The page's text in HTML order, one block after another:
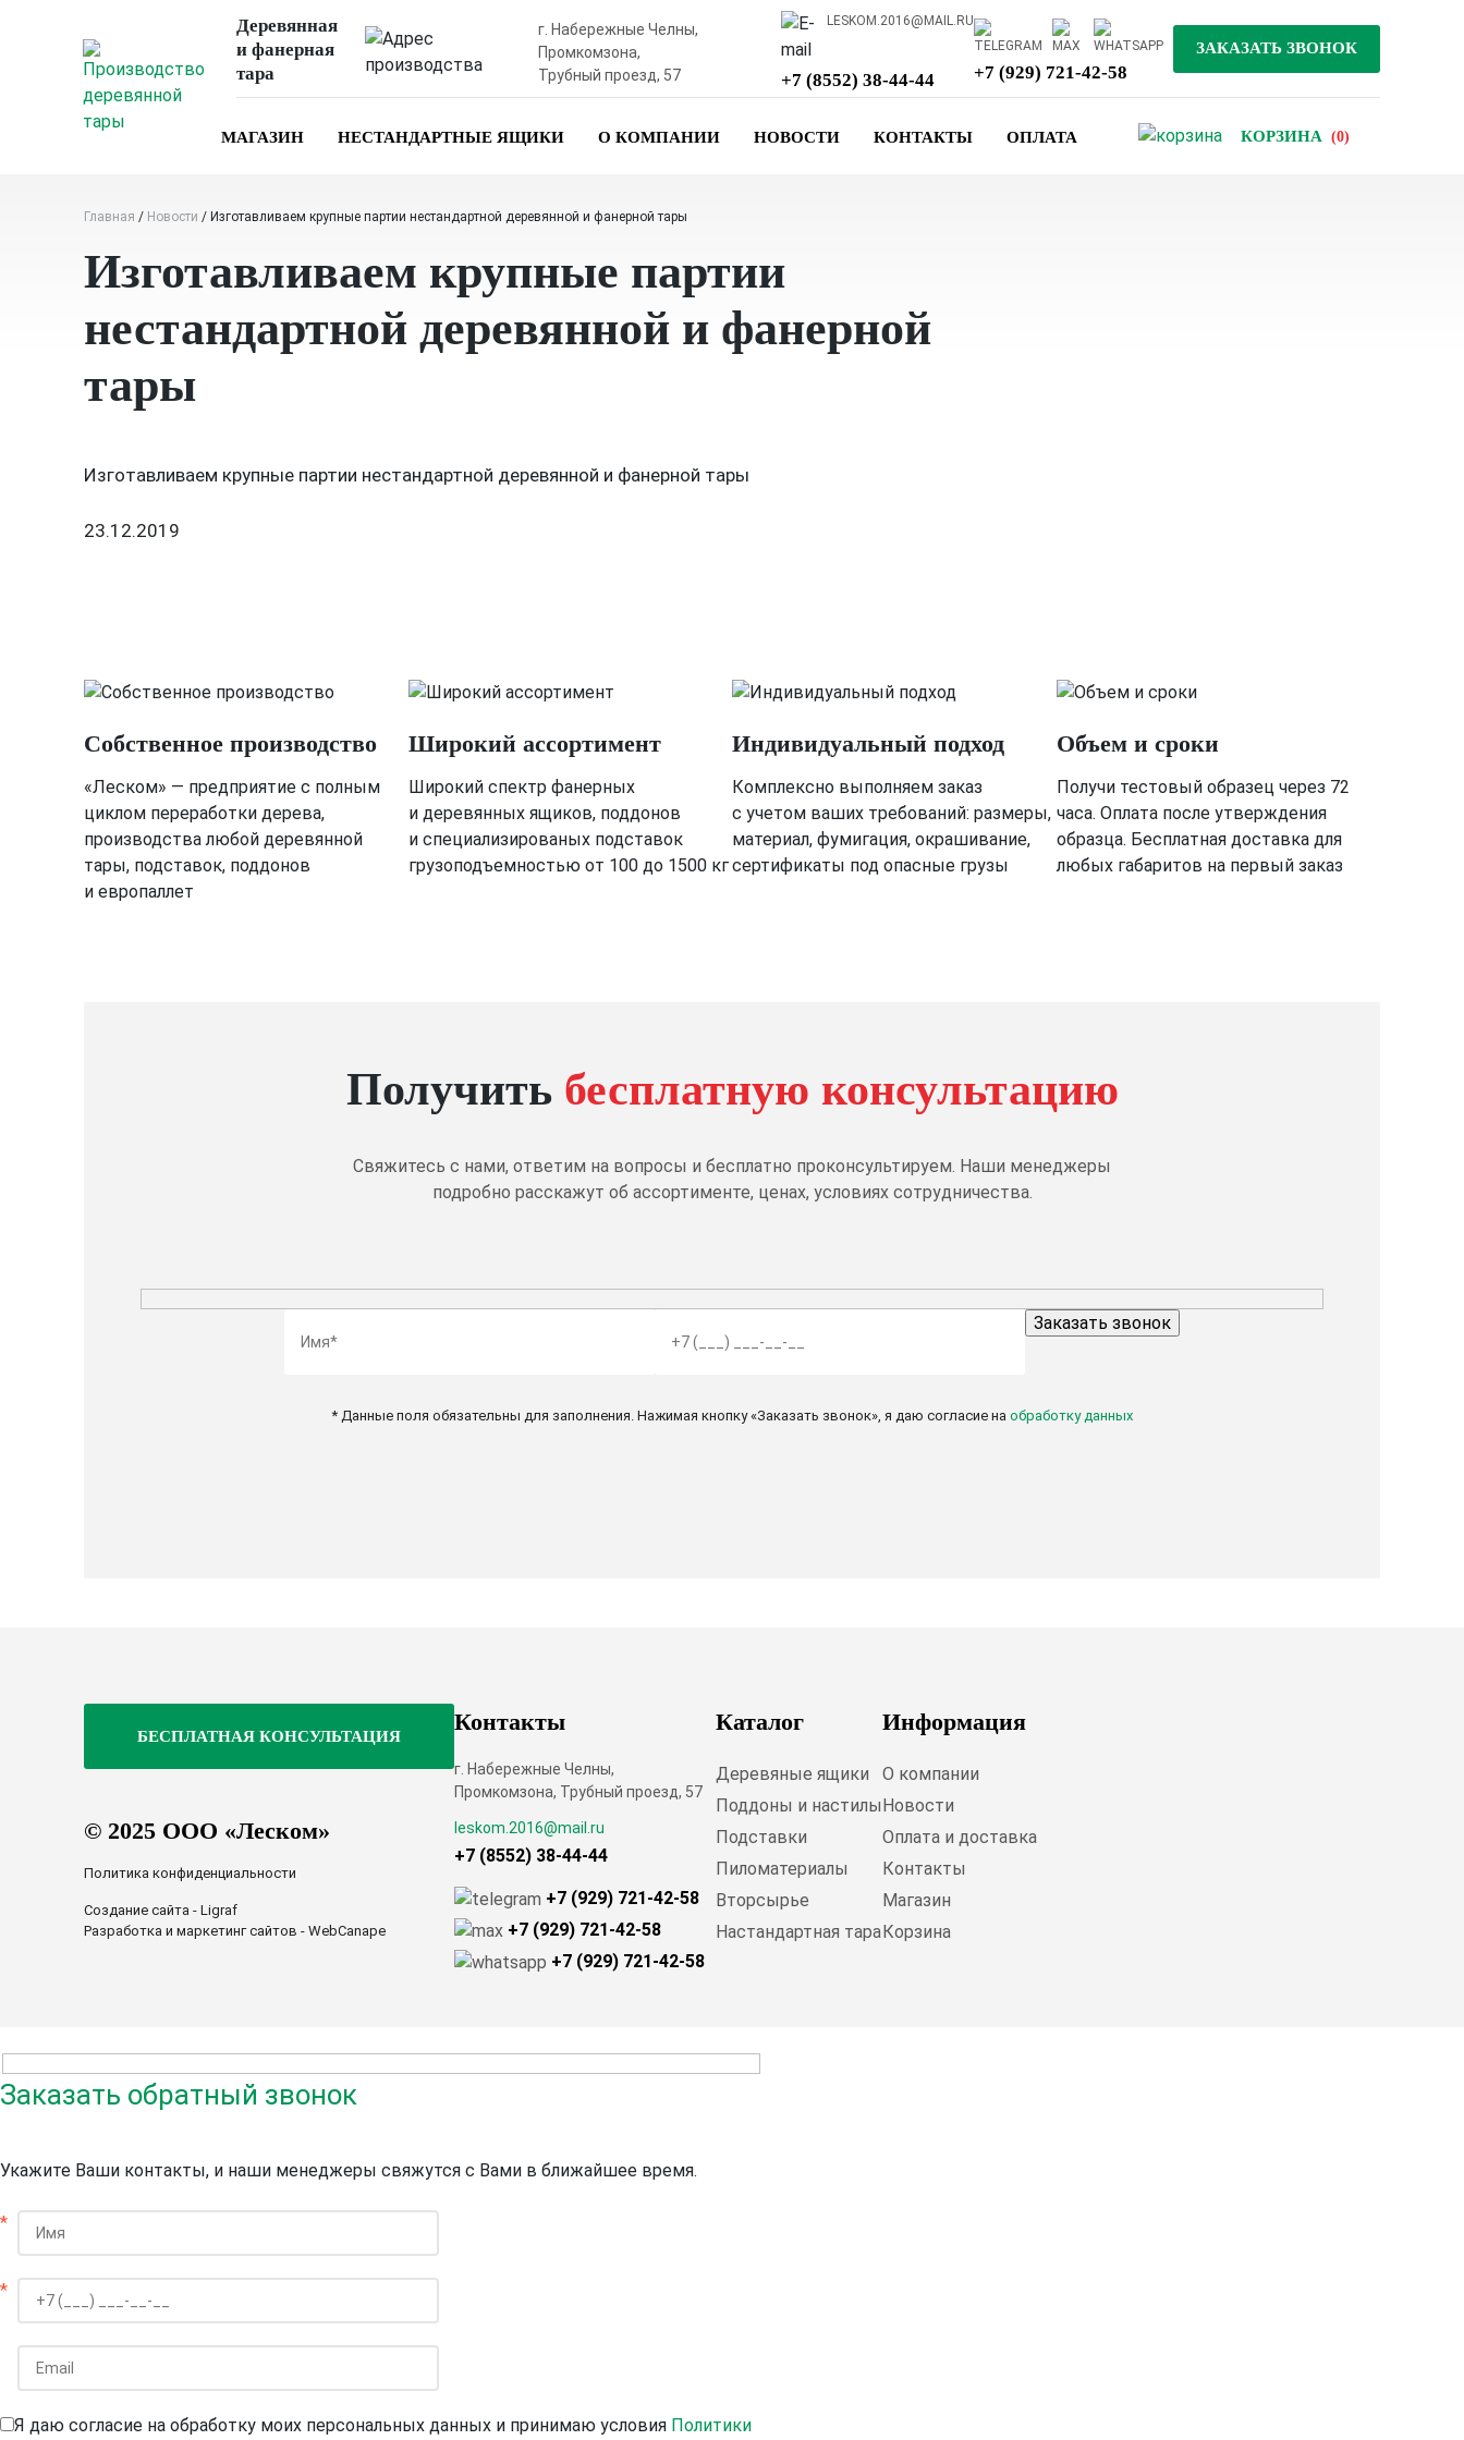
Деревянная
и фанерная
тара
г. Набережные Челны,
Промкомзона,
Трубный проезд, 57
LESKOM.2016@MAIL.RU
+7 (8552) 38-44-44 +7 (929) 721-42-58
МАГАЗИН НЕСТАНДАРТНЫЕ ЯЩИКИ О КОМПАНИИ НОВОСТИ КОНТАКТЫ ОПЛАТА КОРЗИНА (0)
Главная / Новости / Изготавливаем крупные партии нестандартной деревянной и фанерной тары
Изготавливаем крупные партии
нестандартной деревянной и фанерной
тары
Изготавливаем крупные партии нестандартной деревянной и фанерной тары
23.12.2019
Собственное производство
«Леском» — предприятие с полным
циклом переработки дерева,
производства любой деревянной
тары, подставок, поддонов
и европаллет
Широкий ассортимент
Широкий спектр фанерных
и деревянных ящиков, поддонов
и специализированых подставок
грузоподъемностью от 100 до 1500 кг
Индивидуальный подход
Комплексно выполняем заказ
с учетом ваших требований: размеры,
материал, фумигация, окрашивание,
сертификаты под опасные грузы
Объем и сроки
Получи тестовый образец через 72
часа. Оплата после утверждения
образца. Бесплатная доставка для
любых габаритов на первый заказ
Получить бесплатную консультацию
Свяжитесь с нами, ответим на вопросы и бесплатно проконсультируем. Наши менеджеры
подробно расскажут об ассортименте, ценах, условиях сотрудничества.
* Данные поля обязательны для заполнения. Нажимая кнопку «Заказать звонок», я даю согласие на обработку данных
© 2025 ООО «Леском»
Политика конфиденциальности
Создание сайта - Ligraf
Разработка и маркетинг сайтов - WebCanape
Контакты
г. Набережные Челны,
Промкомзона, Трубный проезд, 57
leskom.2016@mail.ru
+7 (8552) 38-44-44
+7 (929) 721-42-58
+7 (929) 721-42-58
+7 (929) 721-42-58
Каталог
Деревяные ящики
Поддоны и настилы
Подставки
Пиломатериалы
Вторсырье
Настандартная тара
Информация
О компании
Новости
Оплата и доставка
Контакты
Магазин
Корзина
Заказать обратный звонок
Укажите Ваши контакты, и наши менеджеры свяжутся с Вами в ближайшее время.
*
*
Я даю согласие на обработку моих персональных данных и принимаю условия Политики